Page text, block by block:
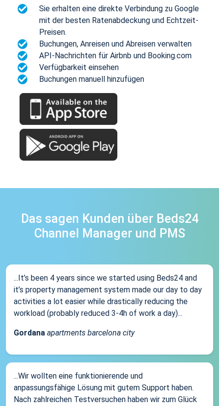
Sie erhalten eine direkte Verbindung zu Google
mit der besten Ratenabdeckung und Echtzeit-
Preisen.
Buchungen, Anreisen und Abreisen verwalten
API-Nachrichten für Airbnb und Booking.com
Verfügbarkeit einsehen
Buchungen manuell hinzufügen
Das sagen Kunden über Beds24
Channel Manager und PMS
...It’s been 4 years since we started using Beds24 and
it’s property management system made our day to day
activities a lot easier while drastically reducing the
workload (probably reduced 3-4h of work a day)...
Gordana apartments barcelona city
...Wir wollten eine funktionierende und
anpassungsfähige Lösung mit gutem Support haben.
Nach zahlreichen Testversuchen haben wir zum Glück